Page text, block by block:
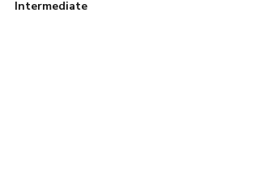
Intermediate